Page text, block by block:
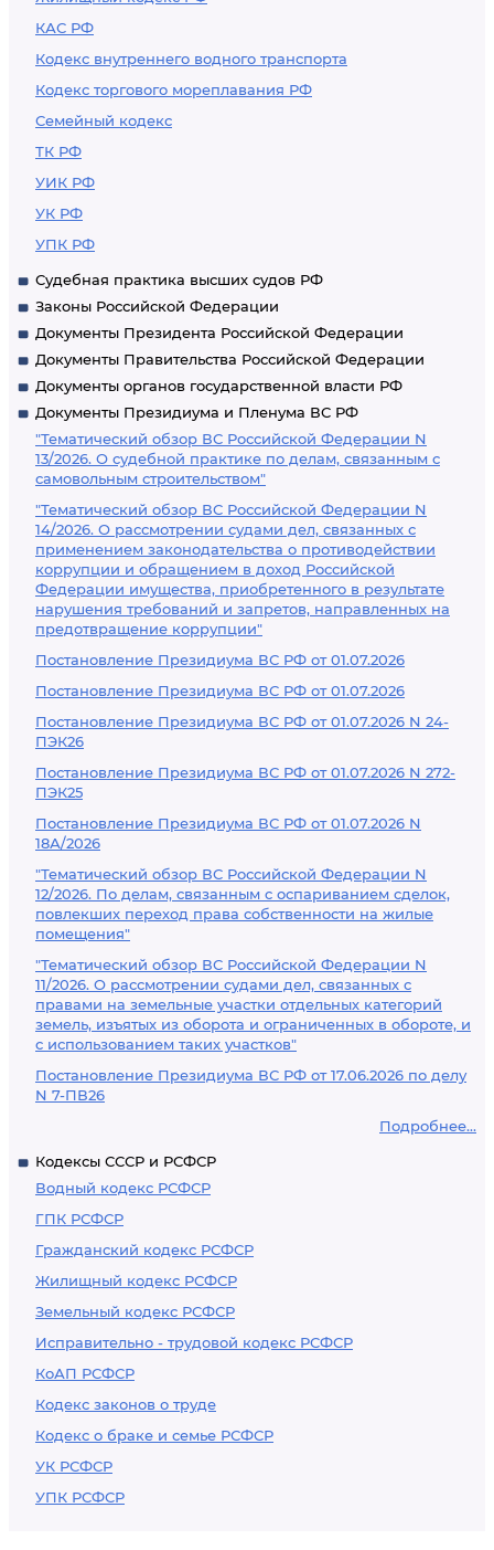
КАС РФ
Кодекс внутреннего водного транспорта
Кодекс торгового мореплавания РФ
Семейный кодекс
ТК РФ
УИК РФ
УК РФ
УПК РФ
Судебная практика высших судов РФ
Законы Российской Федерации
Документы Президента Российской Федерации
Документы Правительства Российской Федерации
Документы органов государственной власти РФ
Документы Президиума и Пленума ВС РФ
"Тематический обзор ВС Российской Федерации N
13/2026. О судебной практике по делам, связанным с
самовольным строительством"
"Тематический обзор ВС Российской Федерации N
14/2026. О рассмотрении судами дел, связанных с
применением законодательства о противодействии
коррупции и обращением в доход Российской
Федерации имущества, приобретенного в результате
нарушения требований и запретов, направленных на
предотвращение коррупции"
Постановление Президиума ВС РФ от 01.07.2026
Постановление Президиума ВС РФ от 01.07.2026
Постановление Президиума ВС РФ от 01.07.2026 N 24-
ПЭК26
Постановление Президиума ВС РФ от 01.07.2026 N 272-
ПЭК25
Постановление Президиума ВС РФ от 01.07.2026 N
18А/2026
"Тематический обзор ВС Российской Федерации N
12/2026. По делам, связанным с оспариванием сделок,
повлекших переход права собственности на жилые
помещения"
"Тематический обзор ВС Российской Федерации N
11/2026. О рассмотрении судами дел, связанных с
правами на земельные участки отдельных категорий
земель, изъятых из оборота и ограниченных в обороте, и
с использованием таких участков"
Постановление Президиума ВС РФ от 17.06.2026 по делу
N 7-ПВ26
Подробнее...
Кодексы СССР и РСФСР
Водный кодекс РСФСР
ГПК РСФСР
Гражданский кодекс РСФСР
Жилищный кодекс РСФСР
Земельный кодекс РСФСР
Исправительно - трудовой кодекс РСФСР
КоАП РСФСР
Кодекс законов о труде
Кодекс о браке и семье РСФСР
УК РСФСР
УПК РСФСР